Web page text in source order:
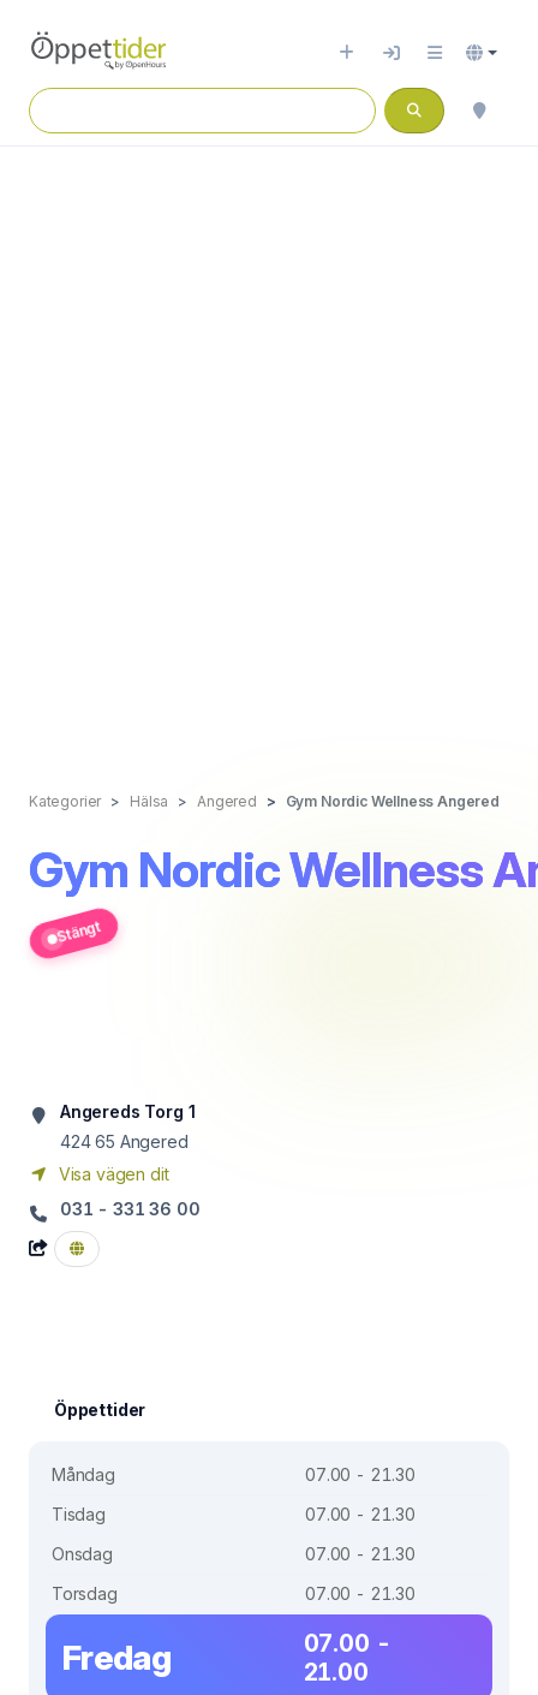
Kategorier Hälsa Angered Gym Nordic Wellness Angered
Gym Nordic Wellness
Stängt
Angereds Torg 1
424 65 Angered
Visa vägen dit
031 - 331 36 00
Öppettider
Måndag
07.00 - 21.30
Tisdag
07.00 - 21.30
Onsdag
07.00 - 21.30
Torsdag
07.00 - 21.30
Fredag
07.00 -
21.00